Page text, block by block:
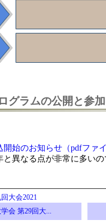
グラムの公開と参
始のお知らせ（pdfファイ
異なる点が非常に多い
大会2021
会 第29回大...